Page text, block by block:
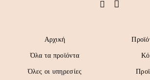
Αρχική
Όλα τα προϊόντα
Όλες οι υπηρεσίες